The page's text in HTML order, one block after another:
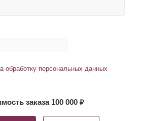
обработку персональных данных
заказа 100 000 ₽